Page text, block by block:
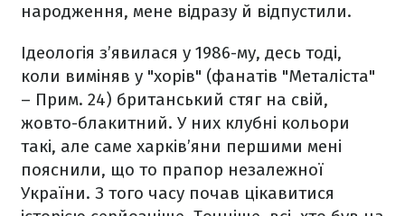
народження, мене відразу й відпустили.
Ідеологія з’явилася у 1986-му, десь тоді,
коли виміняв у "хорів" (фанатів "Металіста"
– Прим. 24) британський стяг на свій,
жовто-блакитний. У них клубні кольори
такі, але саме харків’яни першими мені
пояснили, що то прапор незалежної
України. З того часу почав цікавитися